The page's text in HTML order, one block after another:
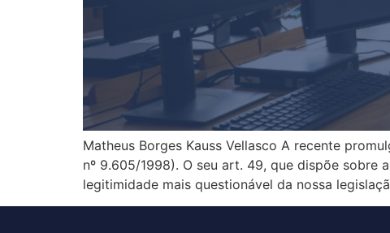
Matheus Borges Kauss Vellasco A recente
nº 9.605/1998). O seu art. 49, que dispõe sobre
legitimidade mais questionável da nossa